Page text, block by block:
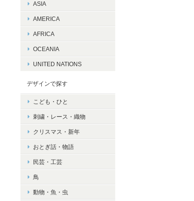
ASIA
AMERICA
AFRICA
OCEANIA
UNITED NATIONS
デザインで探す
こども・ひと
刺繍・レース・織物
クリスマス・新年
おとぎ話・物語
民芸・工芸
鳥
動物・魚・虫